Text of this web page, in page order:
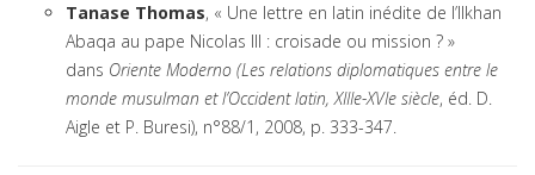
Tanase Thomas, « Une lettre en latin inédite de l’Ilkhan
Abaqa au pape Nicolas III : croisade ou mission ? »
dans Oriente Moderno (Les relations diplomatiques entre le
monde musulman et l’Occident latin, XIIIe-XVIe siècle, éd. D.
Aigle et P. Buresi), n°88/1, 2008, p. 333-347.